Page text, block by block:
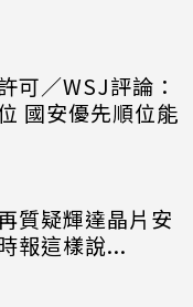
可／WSJ評論：
國安優先順位能
質疑輝達晶片安
報這樣說...